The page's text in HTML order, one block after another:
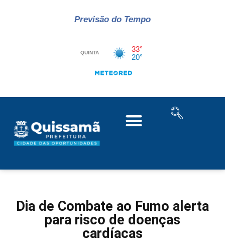
Previsão do Tempo
Dia de Combate ao Fumo alerta
para risco de doenças
cardíacas